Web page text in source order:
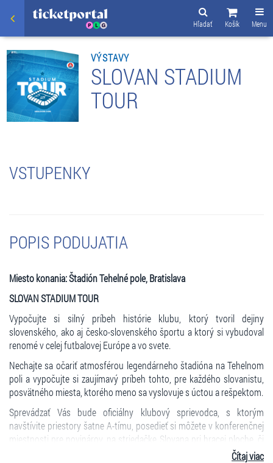
Menu
Košík
Hľadať
VÝSTAVY
SLOVAN STADIUM
TOUR
VSTUPENKY
POPIS PODUJATIA
Miesto konania: Štadión Tehelné pole, Bratislava
SLOVAN STADIUM TOUR
Vypočujte si silný príbeh histórie klubu, ktorý tvoril dejiny
slovenského, ako aj česko-slovenského športu a ktorý si vybudoval
renomé v celej futbalovej Európe a vo svete.
Nechajte sa očariť atmosférou legendárneho štadióna na Tehelnom
poli a vypočujte si zaujímavý príbeh tohto, pre každého slovanistu,
posvätného miesta, ktorého meno sa vyslovuje s úctou a rešpektom.
Sprevádzať Vás bude oficiálny klubový sprievodca, s ktorým
navštívite priestory šatne A-tímu, posedieť si môžete v konferenčnej
miestnosti pre novinárov, na striedačke Slovana pri hracej ploche, či
vo VIP priestoroch. Prehliadka bude ukončená v priestoroch
Čítaj viac